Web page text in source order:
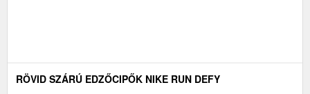
RÖVID SZÁRÚ EDZŐCIPŐK NIKE RUN DEFY